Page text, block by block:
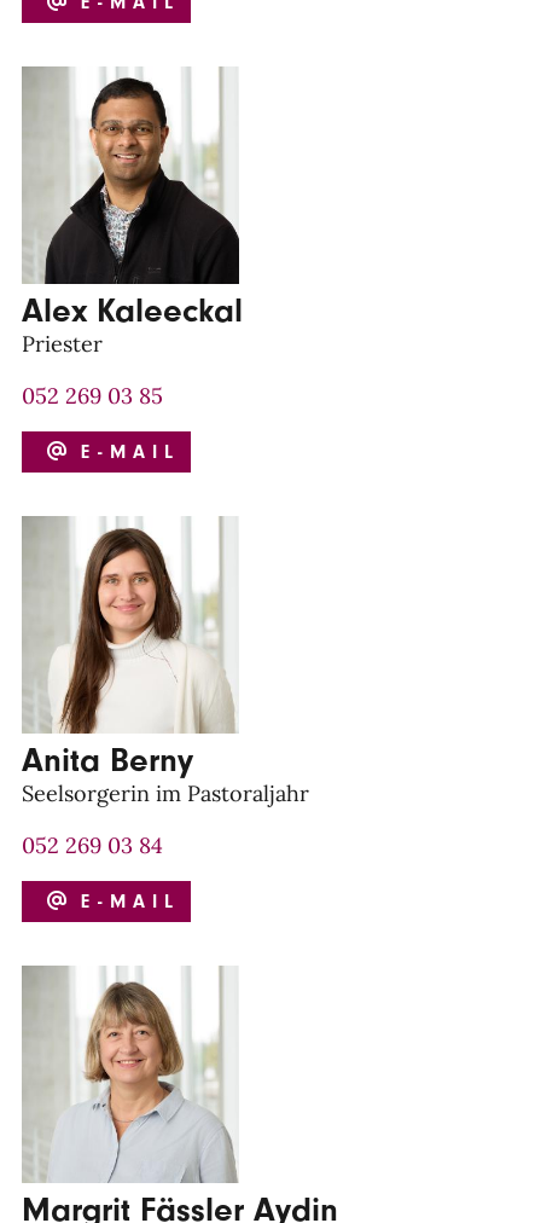
Alex Kaleeckal
Priester
052 269 03 85
E-MAIL
Anita Berny
Seelsorgerin im Pastoraljahr
052 269 03 84
E-MAIL
Margrit Fässler Aydin